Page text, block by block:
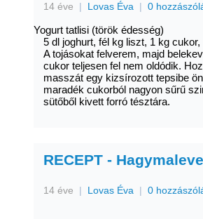
14 éve | Lovas Éva | 0
Yogurt tatlisi (török édesség)
5 dl joghurt, fél kg liszt, 1 kg
A tojásokat felverem, majd
cukor teljesen fel nem oldódik.
masszát egy kizsírozott tepsibe
maradék cukorból nagyon sűrű
sütőből kivett forró tésztára.
RECEPT -
14 éve | Lovas Éva | 0